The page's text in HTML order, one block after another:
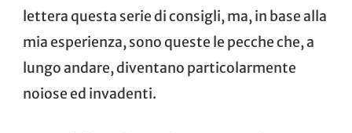
lettera questa serie di consigli, ma, in base alla
mia esperienza, sono queste le pecche che, a
lungo andare, diventano particolarmente
noiose ed invadenti.